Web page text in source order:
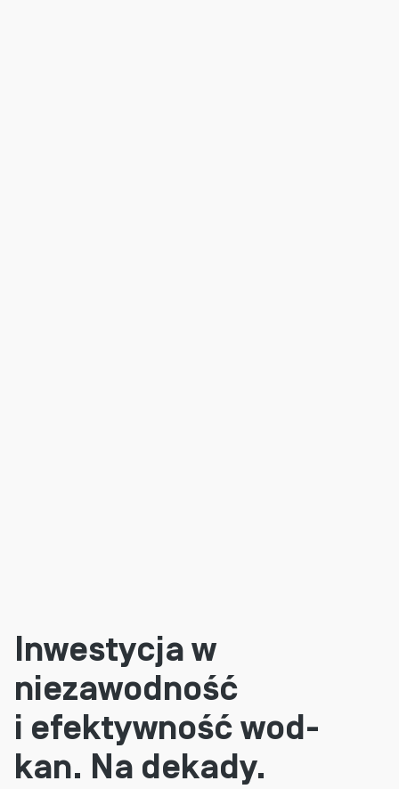
Inwestycja w
niezawodność
i efektywność wod-
kan. Na dekady.